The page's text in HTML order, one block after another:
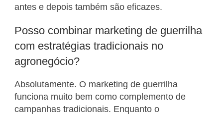
antes e depois também são eficazes.
Posso combinar marketing de guerrilha
com estratégias tradicionais no
agronegócio?
Absolutamente. O marketing de guerrilha
funciona muito bem como complemento de
campanhas tradicionais. Enquanto o